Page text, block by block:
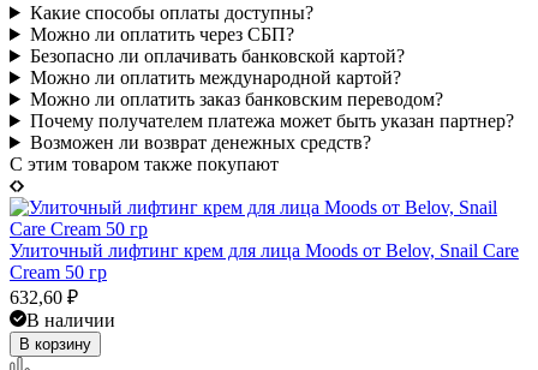
Какие способы оплаты доступны?
Можно ли оплатить через СБП?
Безопасно ли оплачивать банковской картой?
Можно ли оплатить международной картой?
Можно ли оплатить заказ банковским переводом?
Почему получателем платежа может быть указан партнер?
Возможен ли возврат денежных средств?
C этим товаром также покупают
Улиточный лифтинг крем для лица Moods от Belov, Snail Care
Cream 50 гр
632,60 ₽
В наличии
В корзину